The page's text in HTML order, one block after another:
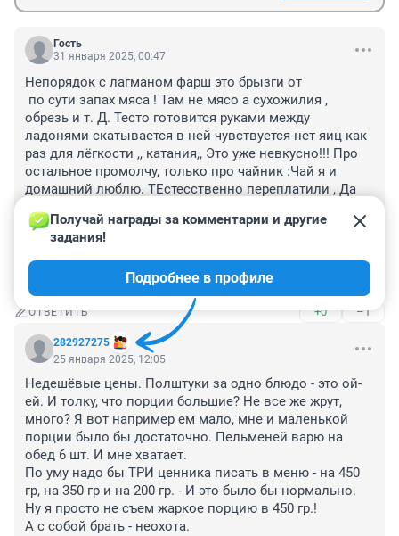
Гость
31 января 2025, 00:47
Непорядок с лагманом фарш это брызги от
по сути запах мяса ! Там не мясо а сухожилия ,
обрезь и т. Д. Тесто готовится руками между
ладонями скатывается в ней чувствуется нет яиц как
раз для лёгкости ,, катания,, Это уже невкусно!!! Про
остальное промолчу, только про чайник :Чай я и
домашний люблю. ТЕстесственно переплатили , Да
что Экзотика обстановки , Стола, музычка, опять же
чайник (самовар) на столе Усыпляющий
Воздействует на Сознание !!! Деньги наВетер !!!!
Спасибо что предупредили !!!!
ОТВЕТИТЬ +0 –1
282927275
Получай награды за комментарии и другие
задания!
Подробнее в профиле
25 января 2025, 12:05
Недешёвые цены. Полштуки за одно блюдо - это ой-
ей. И толку, что порции большие? Не все же жрут,
много? Я вот например ем мало, мне и маленькой
порции было бы достаточно. Пельменей варю на
обед 6 шт. И мне хватает.
По уму надо бы ТРИ ценника писать в меню - на 450
гр, на 350 гр и на 200 гр. - И это было бы нормально.
Ну я просто не съем жаркое порцию в 450 гр.!
А с собой брать - неохота.